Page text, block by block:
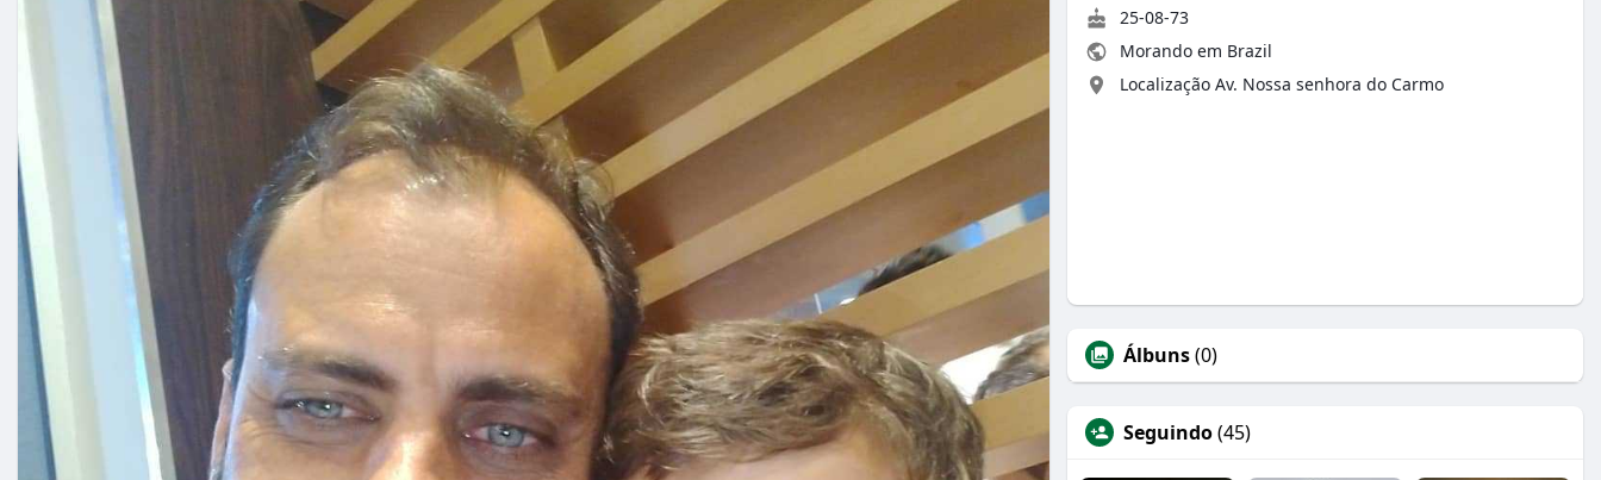
25-08-73
Morando em Brazil
Localização Av. Nossa senhora do Carmo
Álbuns(0)
Seguindo(45)